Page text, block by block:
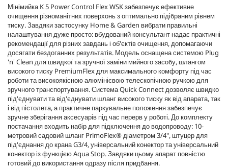
e
д
г
у
к
у
Мінімийка K 5 Power Control Flex WSK забезпечує ефективне
очищення різноманітних поверхонь з оптимально підібраним рівнем
тиску. Завдяки застосунку Home & Garden вибрати правильні
налаштування дуже просто: вбудований консультант надає практичні
рекомендації для різних завдань і об'єктів очищення, допомагаючи
досягати бездоганних результатів. Модель оснащена системою Plug
'n' Clean для швидкої та зручної заміни мийного засобу, шлангом
високого тиску PremiumFlexдля максимального комфорту під час
роботи та високоякісною алюмінієвою телескопічною ручкою для
зручного транспортування. СистемаQuick Connectдозволяє швидко
під'єднувати та від'єднувати шланг високого тиску як від апарата, так
і від пістолета, а практичне паркувальне положення забезпечує
зручне зберігання аксесуарів під час перерв у роботі. До комплекту
постачання входить набір для підключення до водопроводу: 10-
метровий садовий шланг PrimoFlex® діаметром 3/4", штуцер для
під'єднання до крана G3/4, універсальний конектор та універсальний
конектор із функцією Aqua Stop. Завдяки цьому апарат повністю
готовий до використання одразу після придбання.